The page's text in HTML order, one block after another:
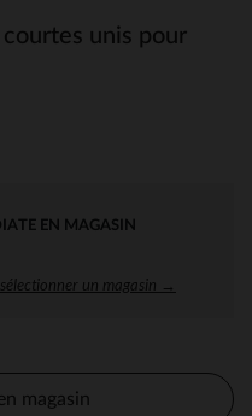
unis pour
EN MAGASIN
sélectionner un magasin →
magasin